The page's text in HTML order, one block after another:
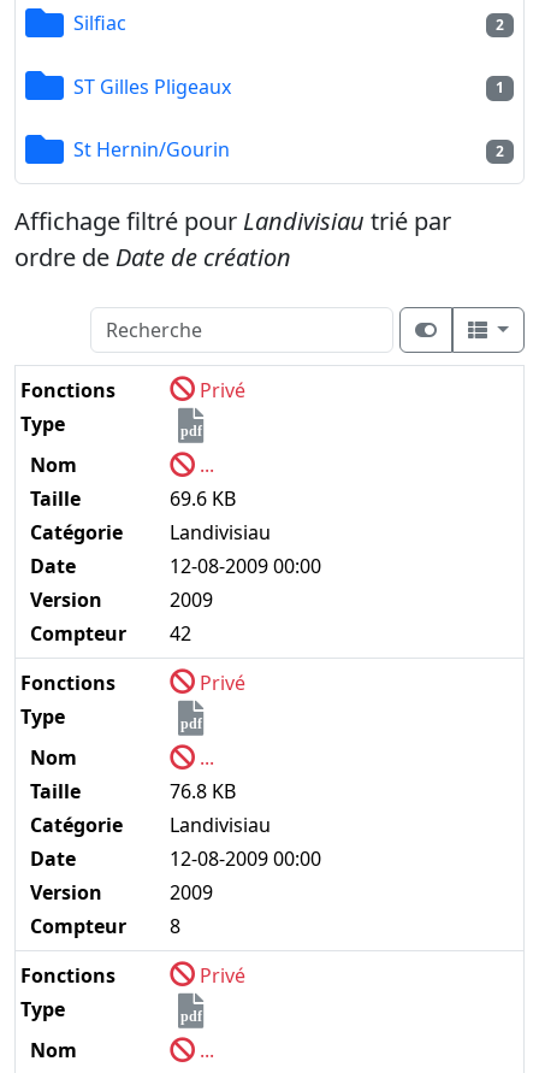
Silfiac 2
ST Gilles Pligeaux 1
St Hernin/Gourin 2
Affichage filtré pour Landivisiau trié par
ordre de Date de création
Fonctions
Privé
Type
pdf
Nom
...
Taille
69.6 KB
Catégorie
Landivisiau
Date
12-08-2009 00:00
Version
2009
Compteur
42
Fonctions
Privé
Type
pdf
Nom
...
Taille
76.8 KB
Catégorie
Landivisiau
Date
12-08-2009 00:00
Version
2009
Compteur
8
Fonctions
Privé
Type
pdf
Nom
...